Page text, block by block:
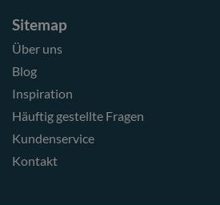
Sitemap
Über uns
Blog
Inspiration
Häuftig gestellte Fragen
Kundenservice
Kontakt